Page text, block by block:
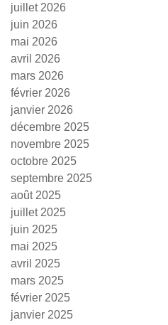
juillet 2026
juin 2026
mai 2026
avril 2026
mars 2026
février 2026
janvier 2026
décembre 2025
novembre 2025
octobre 2025
septembre 2025
août 2025
juillet 2025
juin 2025
mai 2025
avril 2025
mars 2025
février 2025
janvier 2025